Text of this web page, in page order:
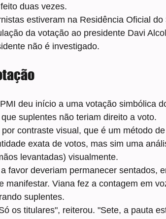
duas vezes.
estiveram na Residência Oficial
da votação ao presidente Davi
não é investigado.
deu início a uma votação simbólica
suplentes não teriam direito a voto.
contraste visual, que é um método
exata de votos, mas sim uma
levantadas) visualmente.
favor deveriam permanecer sentados,
manifestar. Viana fez a contagem em
suplentes.
os titulares", reiterou. "Sete, a pauta